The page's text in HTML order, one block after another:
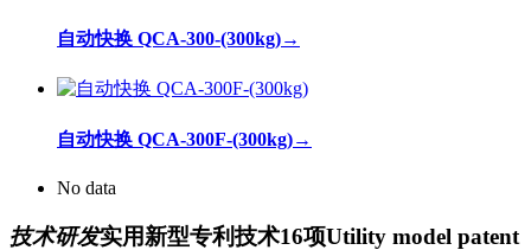
自动快换 QCA-300-(300kg)→
自动快换 QCA-300F-(300kg)→
No data
技术研发实用新型专利技术16项Utility model patent